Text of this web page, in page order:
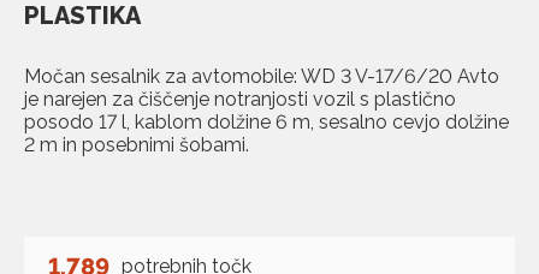
PLASTIKA
Močan sesalnik za avtomobile: WD 3 V-17/6/20 Avto
je narejen za čiščenje notranjosti vozil s plastično
posodo 17 l, kablom dolžine 6 m, sesalno cevjo dolžine
2 m in posebnimi šobami.
1.789 potrebnih točk